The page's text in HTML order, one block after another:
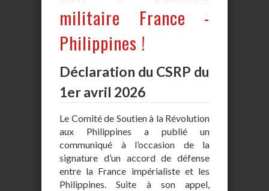
militaire France -
Philippines !
Déclaration du CSRP du
1er avril 2026
Le Comité de Soutien à la Révolution
aux Philippines a publié un
communiqué à l’occasion de la
signature d’un accord de défense
entre la France impérialiste et les
Philippines. Suite à son appel,